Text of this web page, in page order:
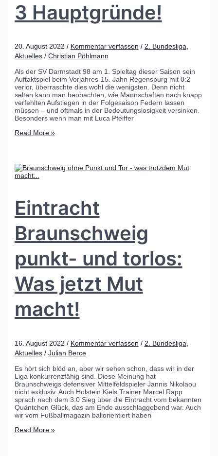
3 Hauptgründe!
20. August 2022 / Kommentar verfassen / 2. Bundesliga,
Aktuelles/ Christian Pöhlmann
Als der SV Darmstadt 98 am 1. Spieltag dieser Saison sein
Auftaktspiel beim Vorjahres-15. Jahn Regensburg mit 0:2
verlor, überraschte dies wohl die wenigsten. Denn nicht
selten kann man beobachten, wie Mannschaften nach knapp
verfehlten Aufstiegen in der Folgesaison Federn lassen
müssen – und oftmals in der Bedeutungslosigkeit versinken.
Besonders wenn man mit Luca Pfeiffer
Read More »
Eintracht
Braunschweig
punkt- und torlos:
Was jetzt Mut
macht!
16. August 2022 / Kommentar verfassen / 2. Bundesliga
Aktuelles/ Julian Berce
Es hört sich blöd an, aber wir sehen schon, dass wir in der
Liga konkurrenzfähig sind. Diese Meinung hat
Braunschweigs defensiver Mittelfeldspieler Jannis Nikolaou
nicht exklusiv. Auch Holstein Kiels Trainer Marcel Rapp
sprach nach dem 3:0 Sieg über die Eintracht vom bekannten
Quäntchen Glück, das am Ende ausschlaggebend war. Auch
wir vom Fußballmagazin ballorientiert haben
Read More »